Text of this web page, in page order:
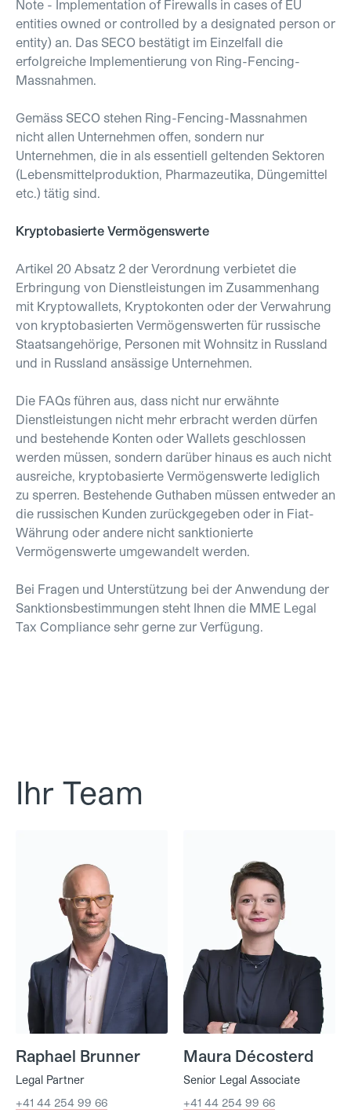
Note - Implementation of Firewalls in cases of EU
entities owned or controlled by a designated person or
entity) an. Das SECO bestätigt im Einzelfall die
erfolgreiche Implementierung von Ring-Fencing-
Massnahmen.
Gemäss SECO stehen Ring-Fencing-Massnahmen
nicht allen Unternehmen offen, sondern nur
Unternehmen, die in als essentiell geltenden Sektoren
(Lebensmittelproduktion, Pharmazeutika, Düngemittel
etc.) tätig sind.
Kryptobasierte Vermögenswerte
Artikel 20 Absatz 2 der Verordnung verbietet die
Erbringung von Dienstleistungen im Zusammenhang
mit Kryptowallets, Kryptokonten oder der Verwahrung
von kryptobasierten Vermögenswerten für russische
Staatsangehörige, Personen mit Wohnsitz in Russland
und in Russland ansässige Unternehmen.
Die FAQs führen aus, dass nicht nur erwähnte
Dienstleistungen nicht mehr erbracht werden dürfen
und bestehende Konten oder Wallets geschlossen
werden müssen, sondern darüber hinaus es auch nicht
ausreiche, kryptobasierte Vermögenswerte lediglich
zu sperren. Bestehende Guthaben müssen entweder an
die russischen Kunden zurückgegeben oder in Fiat-
Währung oder andere nicht sanktionierte
Vermögenswerte umgewandelt werden.
Bei Fragen und Unterstützung bei der Anwendung der
Sanktionsbestimmungen steht Ihnen die MME Legal
Tax Compliance sehr gerne zur Verfügung.
Ihr Team
Raphael Brunner
Legal Partner
+41 44 254 99 66
Maura Décosterd
Senior Legal Associate
+41 44 254 99 66